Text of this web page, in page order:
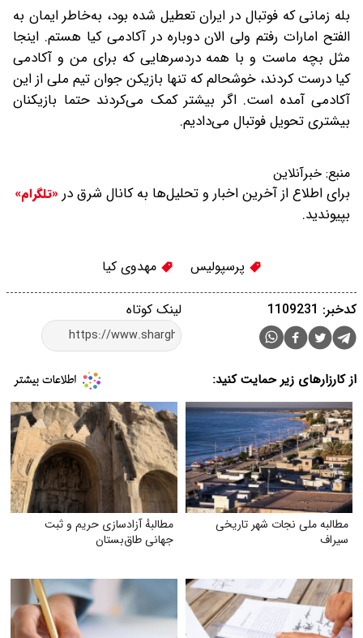
بله زمانی که فوتبال در ایران تعطیل شده بود، به‌خاطر ایمان به
الفتح امارات رفتم ولی الان دوباره در آکادمی کیا هستم. اینجا
مثل بچه ماست و با همه دردسرهایی که برای من و آکادمی
کیا درست کردند، خوشحالم که تنها بازیکن جوان تیم ملی از این
آکادمی آمده است. اگر بیشتر کمک می‌کردند حتما بازیکنان
بیشتری تحویل فوتبال می‌دادیم.
منبع: خبرآنلاین
برای اطلاع از آخرین اخبار و تحلیل‌ها به کانال شرق در «تلگرام»
بپیوندید.
پرسپولیس مهدوی کیا
لینک کوتاه کدخبر: 1109231
از کارزارهای زیر حمایت کنید:
مطالبه ملی نجات شهر تاریخی
سیراف
مطالبهٔ آزادسازی حریم و ثبت
جهانی طاق‌بستان